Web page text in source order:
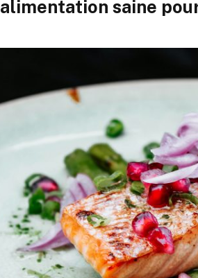
saine